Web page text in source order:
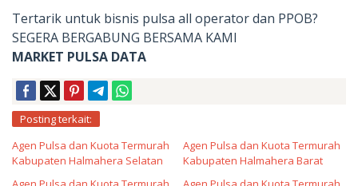
Tertarik untuk bisnis pulsa all operator dan PPOB?
SEGERA BERGABUNG BERSAMA KAMI
MARKET PULSA DATA
Posting terkait:
Agen Pulsa dan Kuota Termurah
Kabupaten Halmahera Selatan
Agen Pulsa dan Kuota Termurah
Kabupaten Halmahera Barat